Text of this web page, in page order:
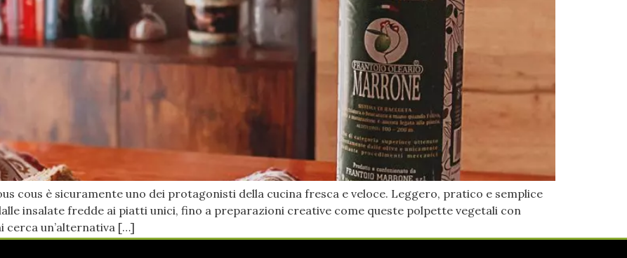
cous è sicuramente uno dei protagonisti della cucina fresca e veloce. Leggero, pratico e semplice
insalate fredde ai piatti unici, fino a preparazioni creative come queste polpette vegetali con
cerca un’alternativa […]